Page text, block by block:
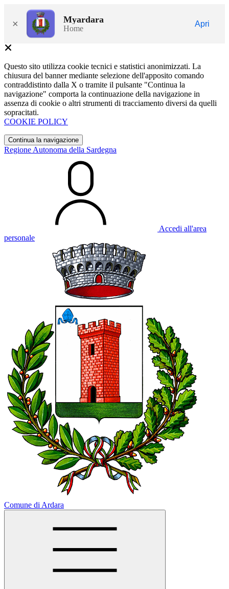
× Myardara
Home
Apri
Questo sito utilizza cookie tecnici e statistici anonimizzati. La
chiusura del banner mediante selezione dell'apposito comando
contraddistinto dalla X o tramite il pulsante "Continua la
navigazione" comporta la continuazione della navigazione in
assenza di cookie o altri strumenti di tracciamento diversi da quelli
sopracitati.
COOKIE POLICY
Continua la navigazione
Regione Autonoma della Sardegna
Accedi all'area
personale
Comune di Ardara